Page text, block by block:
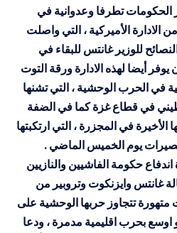
الحكومات تطرفا وعدوانية في
الادارة الأميركية ، التي واصلت
للوزير غانتس للبقاء في
أيضا لهذه الادارة ورقة التوت
في الحرب الوحشية ، التي تشنها
في قطاع غزة كما في الضفة
في المجزرة ، التي ارتكبتها
يوم الخميس الماضي .
حكومة الفاشيين والنازيين
غانتس وايزنكوت وتروبير من
تتجاوز حربها الوحشية على
بحرب اقليمية مدمرة ، ودعا